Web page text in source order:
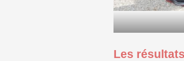
Les résultats